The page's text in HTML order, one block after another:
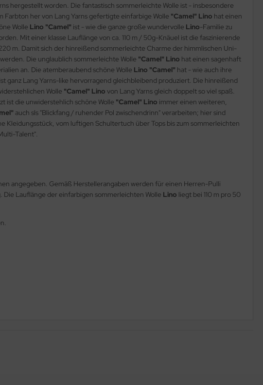
hergestellt worden. Die fantastisch sommerleichte Wolle ist - insbesondere
her von Lang Yarns gefertigte einfarbige Wolle "Camel" Lino hat einen
Wolle Lino "Camel" ist - wie die ganze große wundervolle Lino-Familie zu
Mit einer klasse Lauflänge von ca. 110 m / 50g-Knäuel ist die faszinierende
m. Damit sich der hinreißend sommerleichte Charme der himmlischen Uni-
Die unglaublich sommerleichte Wolle "Camel" Lino hat einen sagenhaft
an. Die atemberaubend schöne Wolle Lino "Camel" hat - wie auch ihre
ganz Lang Yarns-like hervorragend gleichbleibend produziert. Die hinreißend
Wolle "Camel" Lino von Lang Yarns gleich doppelt so viel spaß.
ist die unwiderstehlich schöne Wolle "Camel" Lino immer einen weiteren,
auch sls "Blickfang / ruhender Pol zwischendrinn" verarbeiten; hier sind
Kleidungsstück, vom luftigen Schultertuch über Tops bis zum sommerleichten
Talent".
angegeben. Gemäß Herstellerangaben werden für einen Herren-Pulli
Lauflänge der einfarbigen sommerleichten Wolle Lino liegt bei 110 m pro 50